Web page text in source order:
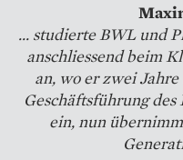
... studierte BWL und
anschliessend beim
an, wo er zwei
Geschäftsführung
ein, nun